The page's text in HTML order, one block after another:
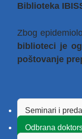
Biblioteka
Zbog
biblioteci je
poštovanje
Seminari i
Odbrana